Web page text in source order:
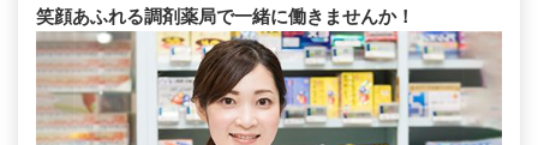
笑顔あふれる調剤薬局で一緒に働きませんか！